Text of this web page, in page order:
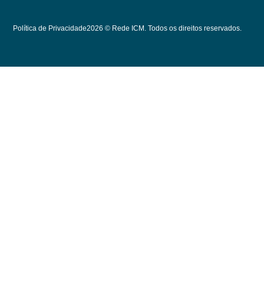
Política de Privacidade2026 © Rede ICM. Todos os direitos reservados.